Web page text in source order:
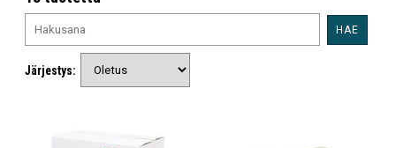
HAE
Järjestys: